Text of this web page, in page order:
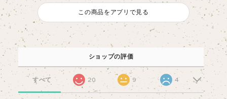
この商品をアプリで見る
ショップの評価
すべて 20 9 4